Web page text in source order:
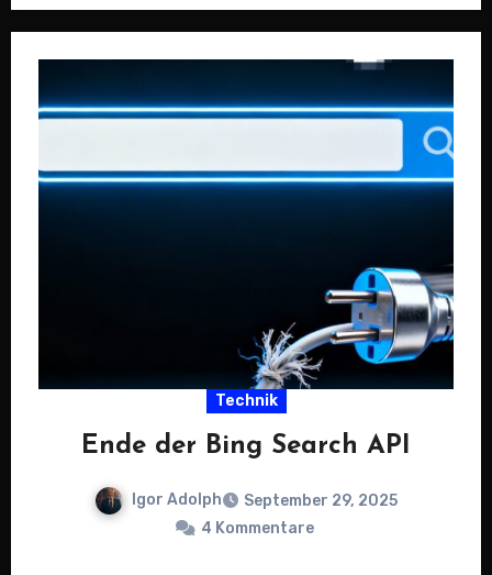
Technik
Ende der Bing Search API
Igor Adolph
September 29, 2025
4 Kommentare